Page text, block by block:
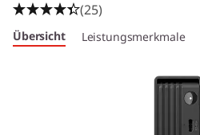
n
(25)
Übersicht Leistungsmerkmale